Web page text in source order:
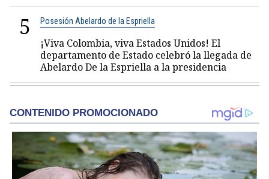
5 Posesión Abelardo de la Espriella
¡Viva Colombia, viva Estados Unidos! El
departamento de Estado celebró la llegada de
Abelardo De la Espriella a la presidencia